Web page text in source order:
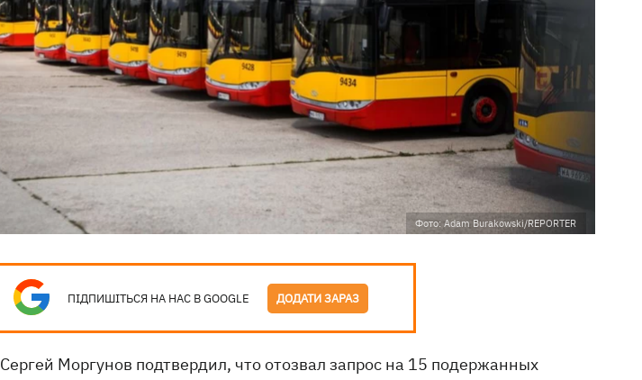
Фото: Adam Burakowski/REPORTER
ПІДПИШІТЬСЯ НА НАС В GOOGLE ДОДАТИ ЗАРАЗ
Сергей Моргунов подтвердил, что отозвал запрос на 15 подержанных